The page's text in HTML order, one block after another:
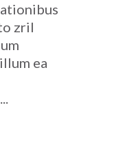
zril
ea